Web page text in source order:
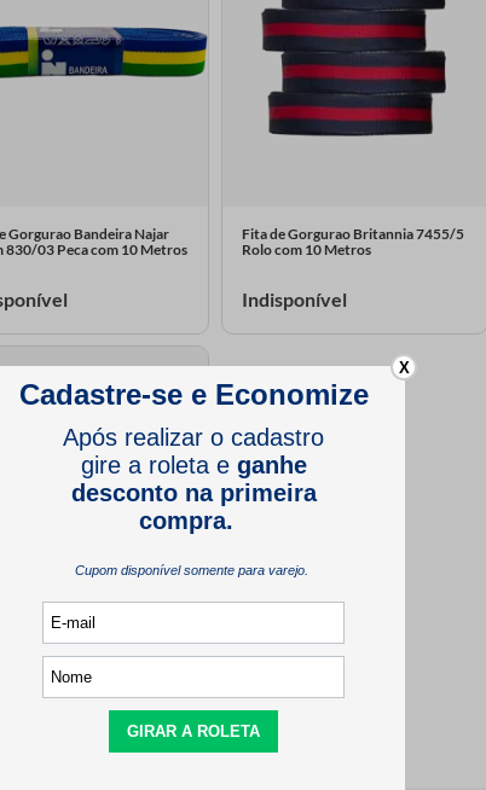
Gorgurao Bandeira Najar
830/03 Peca com 10 Metros
Fita de Gorgurao Britannia 7455/5
Rolo com 10 Metros
Indisponível
Gorgurao Britannia
Rolo com 10 Metros
X